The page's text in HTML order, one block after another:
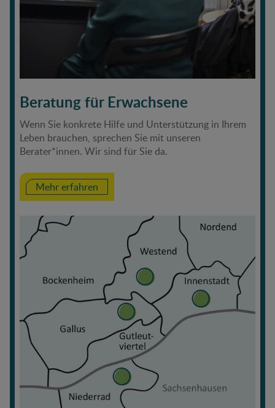
Beratung für Erwachsene
Wenn Sie konkrete Hilfe und Unterstützung in Ihrem
Leben brauchen, sprechen Sie mit unseren
Berater*innen. Wir sind für Sie da.
Mehr erfahren